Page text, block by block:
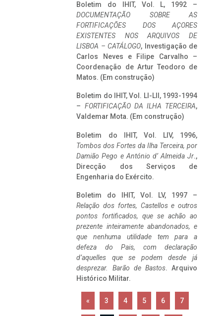
Boletim do IHIT, Vol. L, 1992 –
DOCUMENTAÇÃO SOBRE AS
FORTIFICAÇÕES DOS AÇORES
EXISTENTES NOS ARQUIVOS DE
LISBOA – CATÁLOGO, Investigação de
Carlos Neves e Filipe Carvalho –
Coordenação de Artur Teodoro de
Matos. (Em construção)
Boletim do IHIT, Vol. LI-LII, 1993-1994
– FORTIFICAÇÃO DA ILHA TERCEIRA,
Valdemar Mota. (Em construção)
Boletim do IHIT, Vol. LIV, 1996,
Tombos dos Fortes da Ilha Terceira, por
Damião Pego e António d’ Almeida Jr.,
Direcção dos Serviços de
Engenharia do Exército.
Boletim do IHIT, Vol. LV, 1997 –
Relação dos fortes, Castellos e outros
pontos fortificados, que se achão ao
prezente inteiramente abandonados, e
que nenhuma utilidade tem para a
defeza do Pais, com declaração
d’aquelles que se podem desde já
desprezar. Barão de Bastos. Arquivo
Histórico Militar.
« 3 4 5 6 7